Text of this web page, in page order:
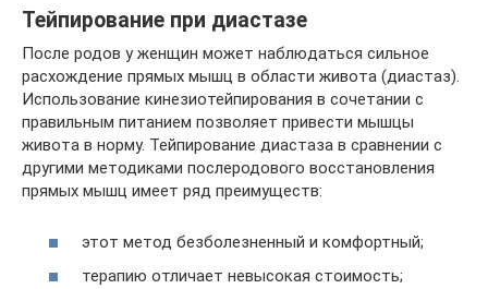
Тейпирование при диастазе
После родов у женщин может наблюдаться сильное
расхождение прямых мышц в области живота (диастаз).
Использование кинезиотейпирования в сочетании с
правильным питанием позволяет привести мышцы
живота в норму. Тейпирование диастаза в сравнении с
другими методиками послеродового восстановления
прямых мышц имеет ряд преимуществ:
этот метод безболезненный и комфортный;
терапию отличает невысокая стоимость;